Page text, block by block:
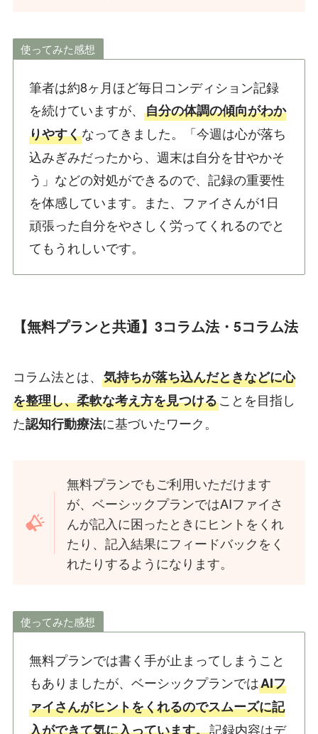
使ってみた感想
筆者は約8ヶ月ほど毎日コンディション記録
を続けていますが、自分の体調の傾向がわか
りやすくなってきました。「今週は心が落ち
込みぎみだったから、週末は自分を甘やかそ
う」などの対処ができるので、記録の重要性
を体感しています。また、ファイさんが1日
頑張った自分をやさしく労ってくれるのでと
てもうれしいです。
【無料プランと共通】3コラム法・5コラム法
コラム法とは、 気持ちが落ち込んだときなどに心
を整理し、柔軟な考え方を見つけることを目指し
た認知行動療法に基づいたワーク。
無料プランでもご利用いただけます
が、ベーシックプランではAIファイさ
んが記入に困ったときにヒントをくれ
たり、記入結果にフィードバックをく
れたりするようになります。
使ってみた感想
無料プランでは書く手が止まってしまうこと
もありましたが、ベーシックプランではAIフ
ァイさんがヒントをくれるのでスムーズに記
入ができて気に入っています。記録内容はデ